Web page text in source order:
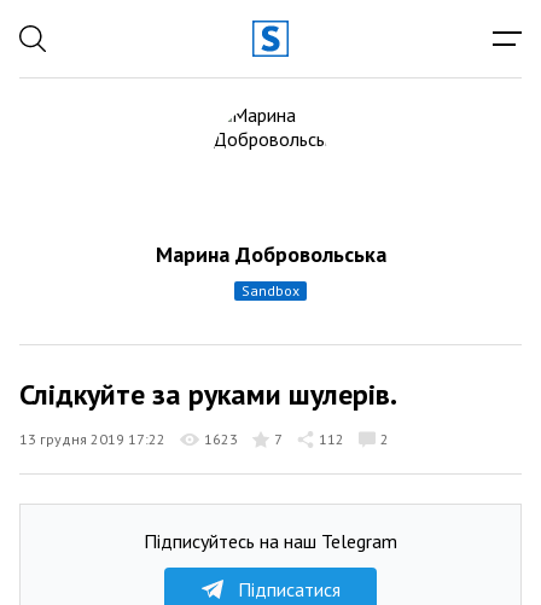
Марина Добровольська
sandbox
Слідкуйте за руками шулерів.
13 грудня 2019 17:22 1623 7 112 2
Підписуйтесь на наш Telegram
Підписатися